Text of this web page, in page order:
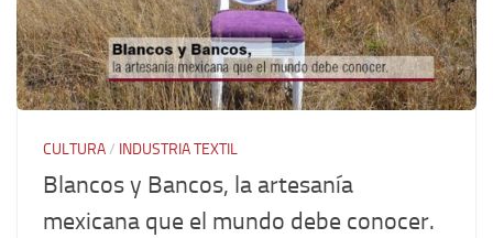
CULTURA/ INDUSTRIA TEXTIL
Blancos y Bancos, la artesanía
mexicana que el mundo debe conocer.